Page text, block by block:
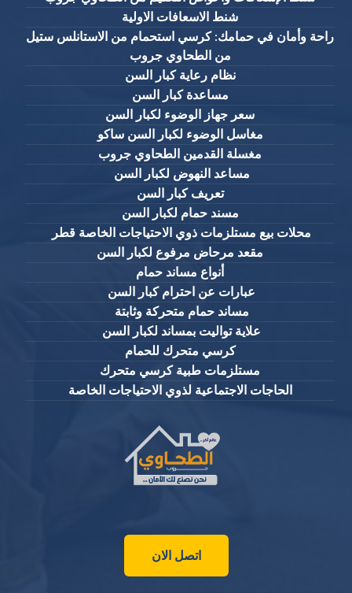
شنط الاسعافات الاولية
راحة وأمان في حمامك: كرسي استحمام من الاستانلس ستيل
من الطحاوي جروب
نظام رعاية كبار السن
مساعدة كبار السن
سعر جهاز الوضوء لكبار السن
مغاسل الوضوء لكبار السن ساكو
مغسلة القدمين الطحاوي جروب
مساعد النهوض لكبار السن
تعريف كبار السن
مسند حمام لكبار السن
محلات بيع مستلزمات ذوي الاحتياجات الخاصة قطر
مقعد مرحاض مرفوع لكبار السن
أنواع مساند حمام
عبارات عن احترام كبار السن
مساند حمام متحركة وثابتة
علاية تواليت بمساند لكبار السن
كرسي متحرك للحمام
مستلزمات طبية كرسي متحرك
الحاجات الاجتماعية لذوي الاحتياجات الخاصة
اتصل الان